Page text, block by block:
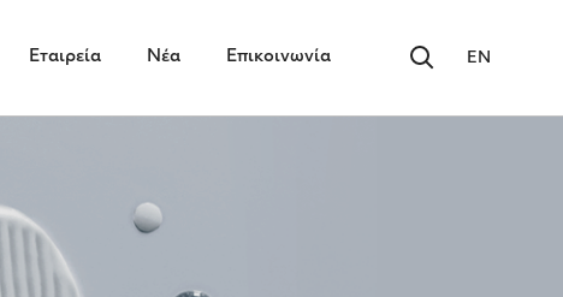
Εταιρεία Νέα Επικοινωνία EN